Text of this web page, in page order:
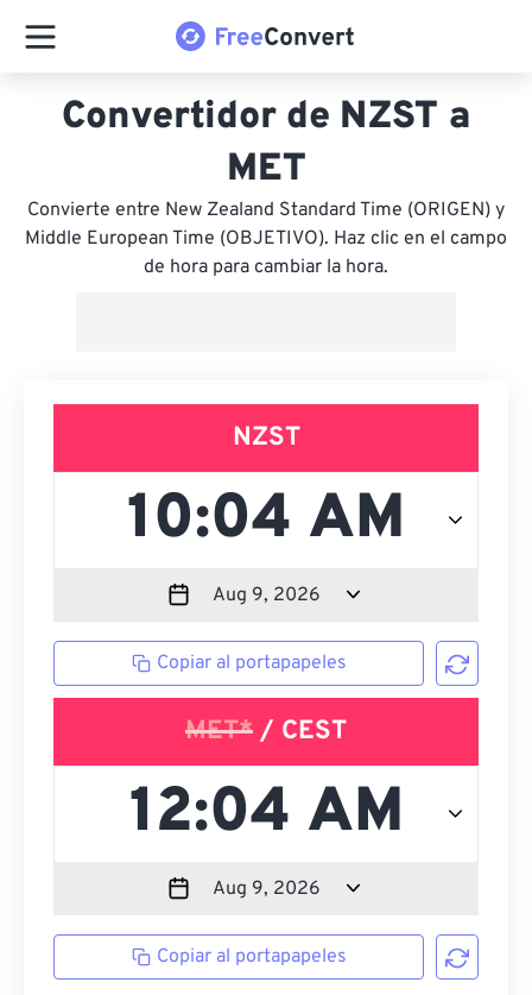
Convertidor de NZST a
MET
Convierte entre New Zealand Standard Time (ORIGEN) y
Middle European Time (OBJETIVO). Haz clic en el campo
de hora para cambiar la hora.
NZST
Copiar al portapapeles
MET* / CEST
Copiar al portapapeles